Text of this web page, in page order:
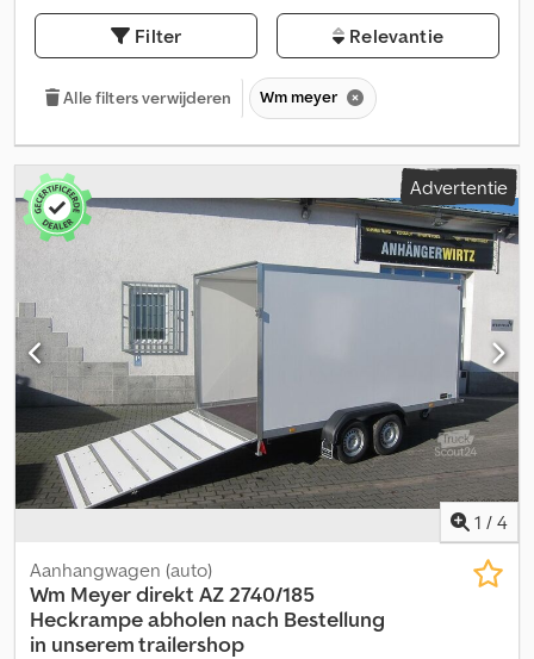
Filter Relevantie
Alle filters verwijderen Wm meyer
Advertentie
1 / 4
Aanhangwagen (auto)
Wm Meyerdirekt AZ 2740/185
Heckrampe abholen nach Bestellung
in unserem trailershop